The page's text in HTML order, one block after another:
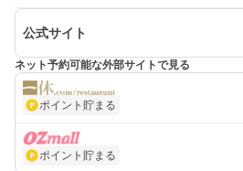
公式サイト
ネット予約可能な外部サイトで見る
ポイント貯まる
ポイント貯まる